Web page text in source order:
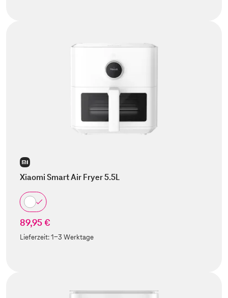
Xiaomi Smart Air Fryer 5.5L
89,95 €
Lieferzeit:1-3 Werktage